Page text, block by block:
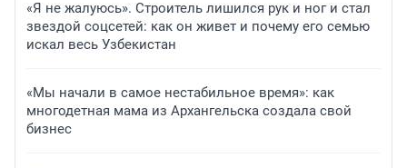
«Я не жалуюсь». Строитель лишился рук и ног и стал
звездой соцсетей: как он живет и почему его семью
искал весь Узбекистан
«Мы начали в самое нестабильное время»: как
многодетная мама из Архангельска создала свой
бизнес